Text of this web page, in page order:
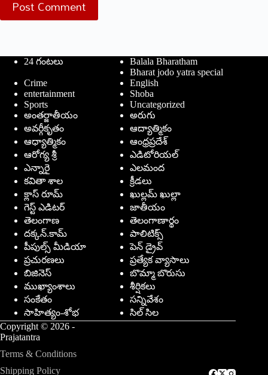
Post Comment
24 గంటలు
Balala Bharatham
Bharat jodo yatra special
Crime
English
entertainment
Shoba
Sports
Uncategorized
అంతర్జాతీయం
అరుగు
అవర్గీకృతం
ఆద్యాత్మికం
ఆధ్యాత్మికం
ఆంధ్రప్రదేశ్
ఆరోగ్య శ్రీ
ఎడిటోరియల్
ఎన్నారై
ఎలమంద
కవితా శాల
క్రీడలు
క్లాస్ రూమ్
ఖుల్లమ్ ఖుల్లా
గెస్ట్ ఎడిటర్
జాతీయం
తెలంగాణ
తెలంగాణార్థం
దక్కన్.కామ్
పాలిటిక్స్
పీపుల్స్ ‌మీడియా
పెన్ డ్రైవ్
ప్రచురణలు
ప్రత్యేక వ్యాసాలు
బిజినెస్
బొమ్మా బొరుసు
ముఖ్యాంశాలు
శీర్షికలు
సంకేతం
సన్నివేశం
సాహిత్యం-శోభ
సిల్ సిల
Copyright © 2026 -
Prajatantra
Terms & Conditions
Shipping Policy